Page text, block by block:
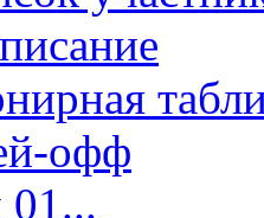
офф
01...